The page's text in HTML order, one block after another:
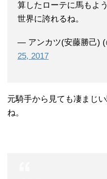
算したローテに馬もよ
世界に誇れるね。
— アンカツ(安藤勝己)
25, 2017
元騎手から見ても凄まじ
ね。